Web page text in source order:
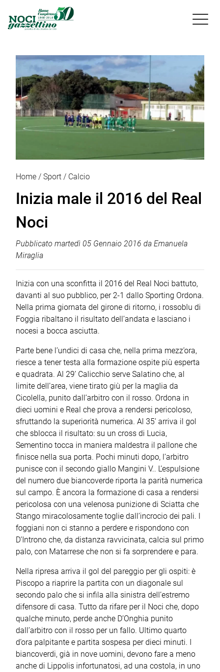

Home Sport Calcio
Inizia male il 2016 del Real
Noci
Pubblicato martedì 05 Gennaio 2016 da Emanuela
Miraglia
Inizia con una sconfitta il 2016 del Real Noci battuto,
davanti al suo pubblico, per 2-1 dallo Sporting Ordona.
Nella prima giornata del girone di ritorno, i rossoblu di
Foggia ribaltano il risultato dell’andata e lasciano i
nocesi a bocca asciutta.
Parte bene l’undici di casa che, nella prima mezz’ora,
riesce a tener testa alla formazione ospite più esperta
e quadrata. Al 29’ Calicchio serve Salatino che, al
limite dell’area, viene tirato giù per la maglia da
Cicolella, punito dall’arbitro con il rosso. Ordona in
dieci uomini e Real che prova a rendersi pericoloso,
sfruttando la superiorità numerica. Al 35’ arriva il gol
che sblocca il risultato: su un cross di Lucia,
Sementino tocca in maniera maldestra il pallone che
finisce nella sua porta. Pochi minuti dopo, l’arbitro
punisce con il secondo giallo Mangini V.. L’espulsione
del numero due biancoverde riporta la parità numerica
sul campo. È ancora la formazione di casa a rendersi
pericolosa con una velenosa punizione di Sciatta che
Stango miracolosamente toglie dall’incrocio dei pali. I
foggiani non ci stanno a perdere e rispondono con
D’Introno che, da distanza ravvicinata, calcia sul primo
palo, con Matarrese che non si fa sorprendere e para.
Nella ripresa arriva il gol del pareggio per gli ospiti: è
Piscopo a riaprire la partita con un diagonale sul
secondo palo che si infila alla sinistra dell’estremo
difensore di casa. Tutto da rifare per il Noci che, dopo
qualche minuto, perde anche D’Onghia punito
dall’arbitro con il rosso per un fallo. Ultimo quarto
d’ora palpitante e partita sospesa per dieci minuti. I
biancoverdi, già in nove uomini, devono fare a meno
anche di Lippolis infortunatosi, ad una costola, in uno